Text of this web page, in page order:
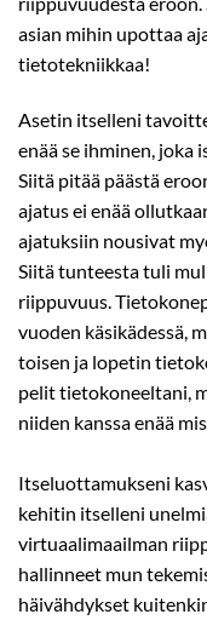
asian mihin upottaa
tietotekniikkaa!
Asetin itselleni
enää se ihminen, joka
Siitä pitää päästä
ajatus ei enää
ajatuksiin nousivat
Siitä tunteesta tuli
riippuvuus.
vuoden käsikädessä,
toisen ja lopetin
pelit tietokoneeltani,
niiden kanssa enää
Itseluottamukseni
kehitin itselleni
virtuaalimaailman
hallinneet mun
häivähdykset